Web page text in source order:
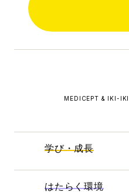
MEDICEPT & IKI-
学び・成長
はたらく環境